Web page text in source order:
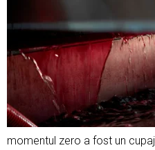
momentul zero a fost un